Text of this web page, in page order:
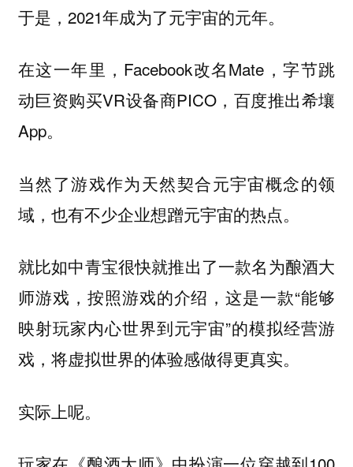
于是，2021年成为了元宇宙的元年。
在这一年里，Facebook改名Mate，字节跳
动巨资购买VR设备商PICO，百度推出希壤
App。
当然了游戏作为天然契合元宇宙概念的领
域，也有不少企业想蹭元宇宙的热点。
就比如中青宝很快就推出了一款名为酿酒大
师游戏，按照游戏的介绍，这是一款“能够
映射玩家内心世界到元宇宙”的模拟经营游
戏，将虚拟世界的体验感做得更真实。
实际上呢。